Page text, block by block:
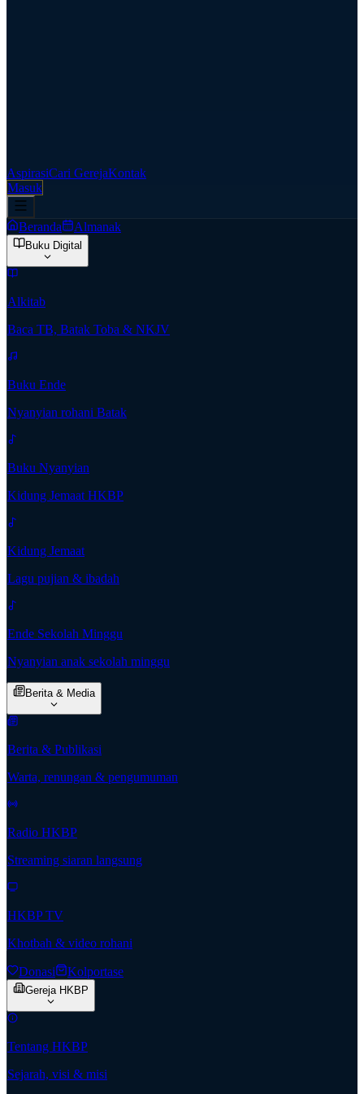
AspirasiCari GerejaKontak
Masuk
Beranda Almanak
Buku Digital
Alkitab
Baca TB, Batak Toba & NKJV
Buku Ende
Nyanyian rohani Batak
Buku Nyanyian
Kidung Jemaat HKBP
Kidung Jemaat
Lagu pujian & ibadah
Ende Sekolah Minggu
Nyanyian anak sekolah minggu
Berita & Media
Berita & Publikasi
Warta, renungan & pengumuman
Radio HKBP
Streaming siaran langsung
HKBP TV
Khotbah & video rohani
Donasi Kolportase
Gereja HKBP
Tentang HKBP
Sejarah, visi & misi